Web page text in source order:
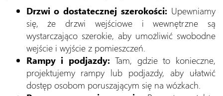
Drzwi o dostatecznej szerokości: Upewniamy
się, że drzwi wejściowe i wewnętrzne są
wystarczająco szerokie, aby umożliwić swobodne
wejście i wyjście z pomieszczeń.
Rampy i podjazdy: Tam, gdzie to konieczne,
projektujemy rampy lub podjazdy, aby ułatwić
dostęp osobom poruszającym się na wózkach.